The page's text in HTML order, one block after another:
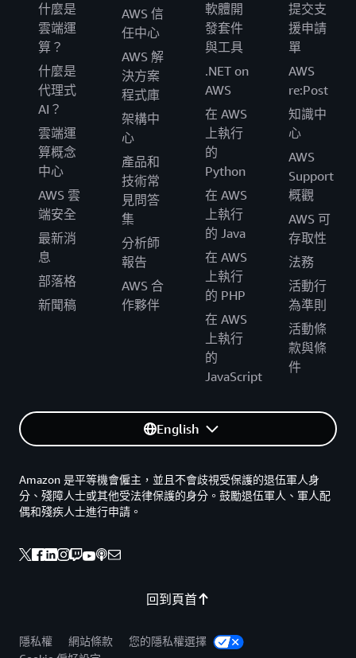
什麼是
雲端運
算？
什麼是
代理式
AI？
雲端運
算概念
中心
AWS 雲
端安全
最新消
息
部落格
新聞稿
AWS 信
任中心
AWS 解
決方案
程式庫
架構中
心
產品和
技術常
見問答
集
分析師
報告
AWS 合
作夥伴
軟體開
發套件
與工具
.NET on
AWS
在 AWS
上執行
的
Python
在 AWS
上執行
的 Java
在 AWS
上執行
的 PHP
在 AWS
上執行
的
JavaScript
提交支
援申請
單
AWS
re:Post
知識中
心
AWS
Support
概觀
AWS 可
存取性
法務
活動行
為準則
活動條
款與條
件
English
回到頁首
Amazon 是平等機會僱主，並且不會歧視受保護的退伍軍人身
分、殘障人士或其他受法律保護的身分。鼓勵退伍軍人、軍人配
偶和殘疾人士進行申請。
隱私權 網站條款
您的隱私權選擇